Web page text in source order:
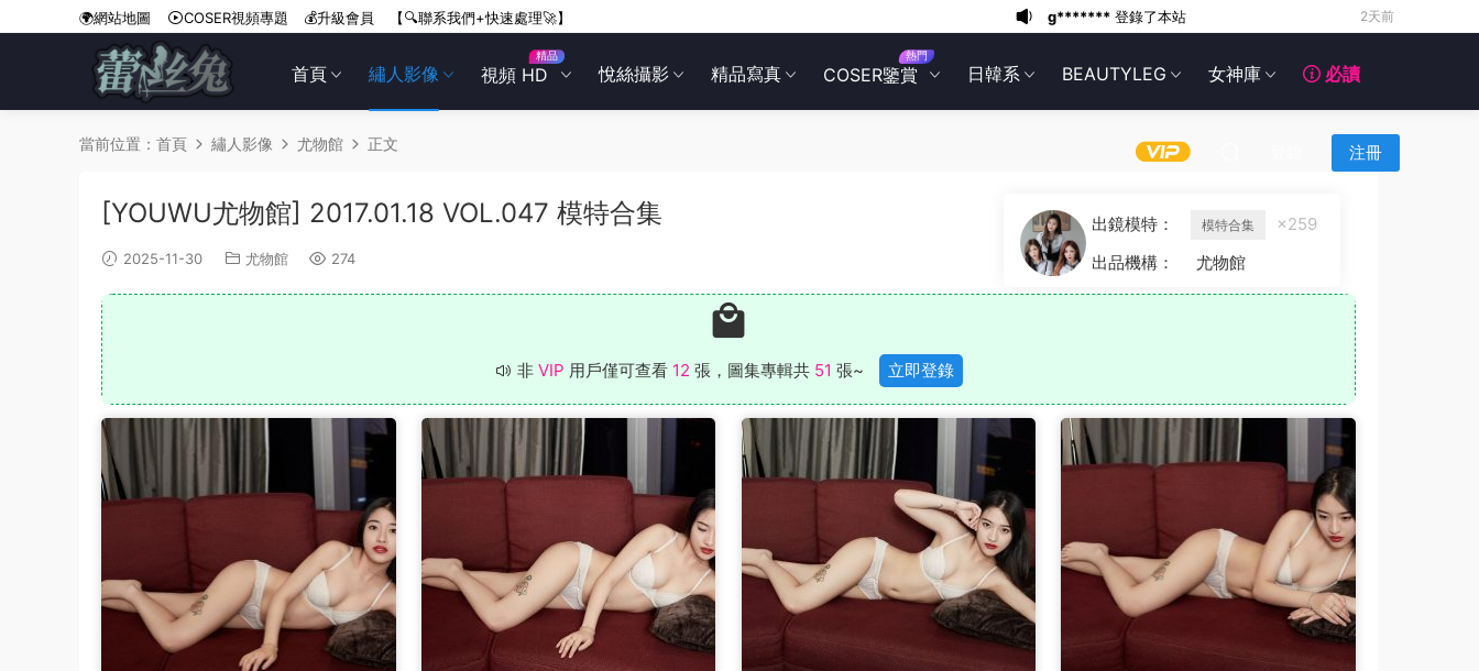
首頁 繡人影像 視頻 HD
精品
悅絲攝影 精品寫真 COSER鑒賞
熱門
日韓系 BEAUTYLEG 女神庫 必讀
注冊
🌍網站地圖 COSER視頻專題 💰升級會員 【🔍聯系我們+快速處理🚀】 g******* 登錄了本站 3天前
6******* 3天前
6******* 3天前
3天前
6*******
6*******
g*******
當前位置： 首頁 繡人影像 尤物館 正文
[YOUWU尤物館] 2017.01.18 VOL.047 模特合集
2025-11-30 尤物館 274
出鏡模特： 模特合集
×259
出品機構：
尤物館
非 VIP 用戶僅可查看 12 張，圖集專輯共 51 張~ 立即登錄